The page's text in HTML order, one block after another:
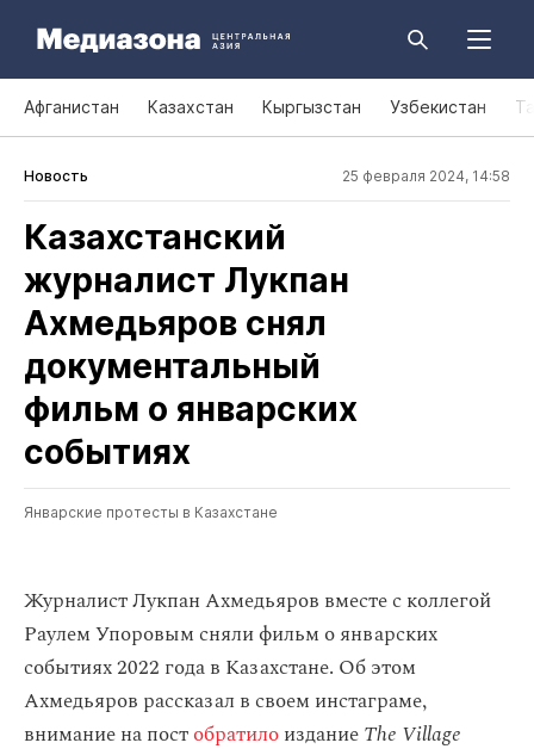
Афганистан Казахстан Кыргызстан Узбекистан
Новость 25 февраля 2024, 14:58
Казахстанский
журналист Лукпан
Ахмедьяров снял
документальный
фильм о январских
событиях
Январские протесты в Казахстане
Журналист Лукпан Ахмедьяров вместе с коллегой
Раулем Упоровым сняли фильм о январских
событиях 2022 года в Казахстане. Об этом
Ахмедьяров рассказал в своем инстаграме,
внимание на постобратилоизданиеThe Village